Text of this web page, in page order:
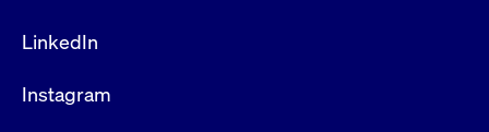
LinkedIn
Instagram